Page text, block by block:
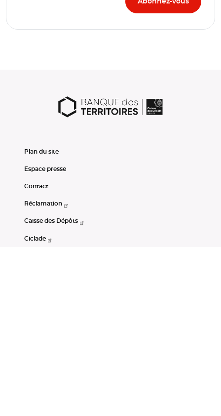
Plan du site
Espace presse
Contact
Réclamation
Caisse des Dépôts
Ciclade